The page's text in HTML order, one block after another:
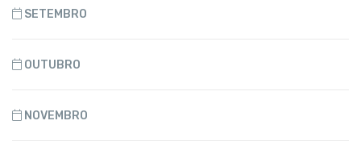
SETEMBRO
OUTUBRO
NOVEMBRO